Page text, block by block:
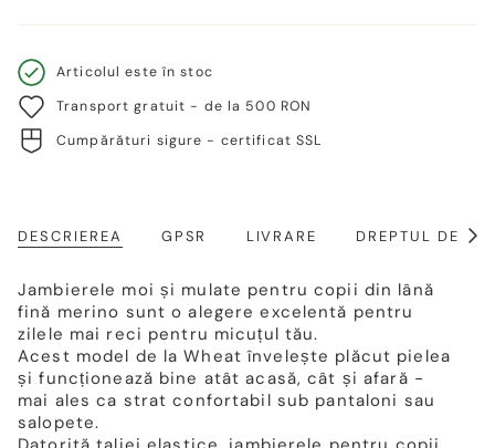
Articolul este în stoc
Transport gratuit - de la 500 RON
Cumpărături sigure - certificat SSL
DESCRIEREA GPSR LIVRARE DREPTUL DE
Jambierele moi și mulate pentru copii din lână
fină merino sunt o alegere excelentă pentru
zilele mai reci pentru micuțul tău.
Acest model de la Wheat învelește plăcut pielea
și funcționează bine atât acasă, cât și afară -
mai ales ca strat confortabil sub pantaloni sau
salopete.